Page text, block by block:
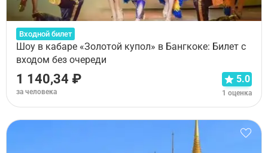
Входной билет
Шоу в кабаре «Золотой купол» в Бангкоке: Билет с
входом без очереди
1 140,34 ₽
за человека
5.0
1 оценка